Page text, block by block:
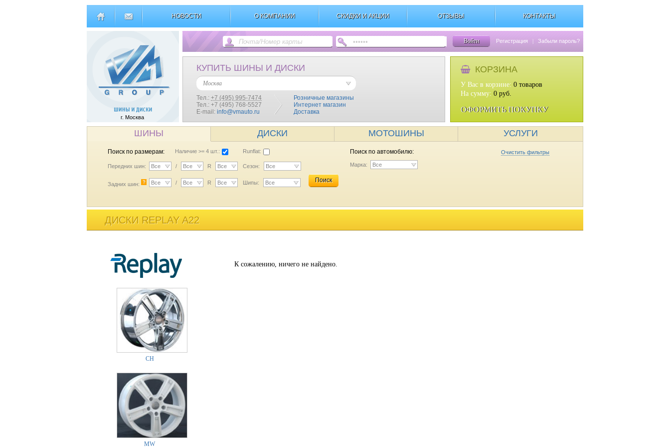
НОВОСТИ О КОМПАНИИ СКИДКИ И АКЦИИ ОТЗЫВЫ КОНТАКТЫ
г. Москва
Войти Регистрация | Забыли пароль?
КУПИТЬ ШИНЫ И ДИСКИ
Москва
Тел.: +7 (495) 995-7474
Тел.: +7 (495) 768-5527
E-mail: info@vmauto.ru
Розничные магазины
Интернет магазин
Доставка
КОРЗИНА
У Вас в корзине: 0 товаров
На сумму: 0 руб.
ОФОРМИТЬ ПОКУПКУ
ШИНЫ ДИСКИ МОТОШИНЫ УСЛУГИ
Поиск по размерам: Наличие >= 4 шт.: Runflat:
Передних шин: Все / Все R Все Сезон: Все
Задних шин: ? Все / Все R Все Шипы: Все Поиск
Поиск по автомобилю: Очистить фильтры
Марка: Все
ДИСКИ REPLAY A22
CH
MW
К сожалению, ничего не найдено.